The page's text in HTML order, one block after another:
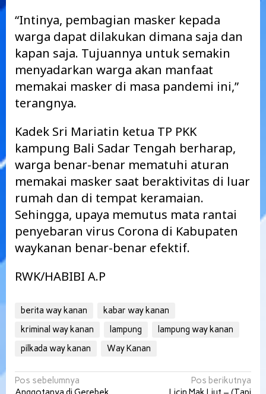
“Intinya, pembagian masker kepada
warga dapat dilakukan dimana saja dan
kapan saja. Tujuannya untuk semakin
menyadarkan warga akan manfaat
memakai masker di masa pandemi ini,”
terangnya.
Kadek Sri Mariatin ketua TP PKK
kampung Bali Sadar Tengah berharap,
warga benar-benar mematuhi aturan
memakai masker saat beraktivitas di luar
rumah dan di tempat keramaian.
Sehingga, upaya memutus mata rantai
penyebaran virus Corona di Kabupaten
waykanan benar-benar efektif.
RWK/HABIBI A.P
berita way kanan
kabar way kanan
kriminal way kanan
lampung
lampung way kanan
pilkada way kanan
Way Kanan
Navigasi
Pos sebelumnya
Pos berikutnya